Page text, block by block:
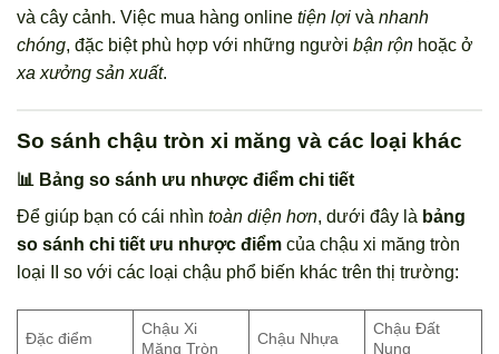
và cây cảnh. Việc mua hàng online tiện lợi và nhanh
chóng, đặc biệt phù hợp với những người bận rộn hoặc ở
xa xưởng sản xuất.
So sánh chậu tròn xi măng và các loại khác
📊 Bảng so sánh ưu nhược điểm chi tiết
Để giúp bạn có cái nhìn toàn diện hơn, dưới đây là bảng
so sánh chi tiết ưu nhược điểm của chậu xi măng tròn
loại II so với các loại chậu phổ biến khác trên thị trường:
Đặc điểm
Chậu Xi
Măng Tròn
Chậu Nhựa
Chậu Đất
Nung